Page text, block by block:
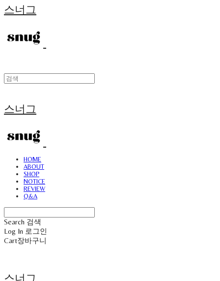
스너그
스너그
HOME
ABOUT
SHOP
NOTICE
REVIEW
Q&A
Search 검색
Log In 로그인
Cart장바구니
스너그